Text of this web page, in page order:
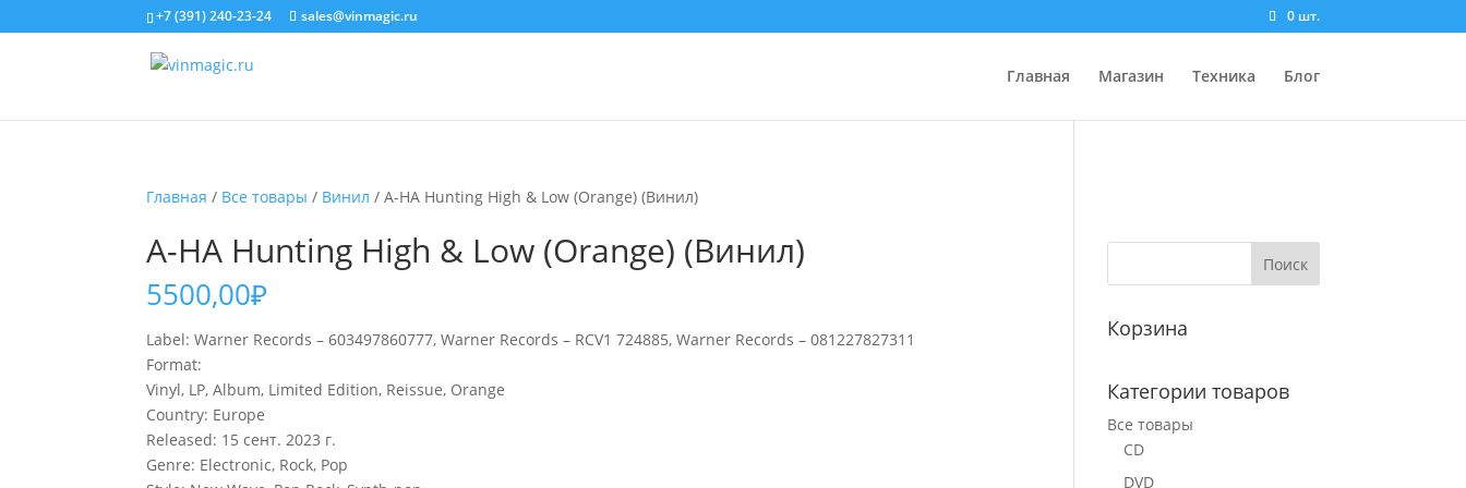
+7 (391) 240-23-24 sales@vinmagic.ru 0 шт.
Главная Магазин Техника Блог
Главная / Все товары / Винил / A-HA Hunting High & Low (Orange) (Винил)
A-HA Hunting High & Low (Orange) (Винил)
5500,00₽
Label: Warner Records – 603497860777, Warner Records – RCV1 724885, Warner Records – 081227827311
Format:
Vinyl, LP, Album, Limited Edition, Reissue, Orange
Country: Europe
Released: 15 сент. 2023 г.
Genre: Electronic, Rock, Pop
Корзина
Категории товаров
Все товары
CD
DVD